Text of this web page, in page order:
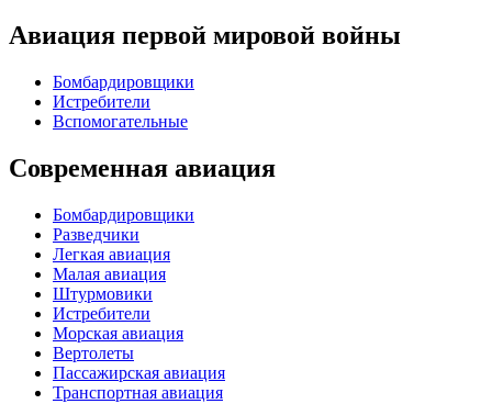
Авиация первой мировой войны
Бомбардировщики
Истребители
Вспомогательные
Современная авиация
Бомбардировщики
Разведчики
Легкая авиация
Малая авиация
Штурмовики
Истребители
Морская авиация
Вертолеты
Пассажирская авиация
Транспортная авиация